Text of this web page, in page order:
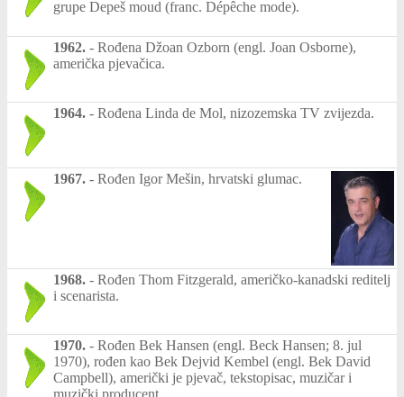
grupe Depeš moud (franc. Dépêche mode).
1962. - Rođena Džoan Ozborn (engl. Joan Osborne),
američka pjevačica.
1964. - Rođena Linda de Mol, nizozemska TV zvijezda.
1967. - Rođen Igor Mešin, hrvatski glumac.
1968. - Rođen Thom Fitzgerald, američko-kanadski reditelj
i scenarista.
1970. - Rođen Bek Hansen (engl. Beck Hansen; 8. jul
1970), rođen kao Bek Dejvid Kembel (engl. Bek David
Campbell), američki je pjevač, tekstopisac, muzičar i